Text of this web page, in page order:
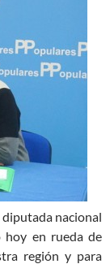
diputada nacional
hoy en rueda de
región y para